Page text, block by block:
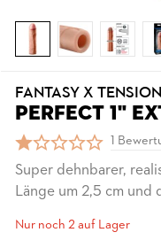
FANTASY X
PERFECT 1"
1
Super dehnbarer,
Länge um 2,5 cm und
Nur noch 2 auf Lager